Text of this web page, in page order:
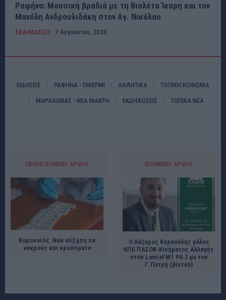
Ραφήνα: Μουσική βραδιά με τη Βιολέτα Ίκαρη και τον
Μανόλη Ανδρουλιδάκη στον Αγ. Νικόλαο
ΕΚΔΗΛΩΣΕΙΣ 7 Αυγούστου, 2026
ΕΙΔΗΣΕΙΣ ΡΑΦΗΝΑ - ΠΙΚΕΡΜΙ ΑΘΛΗΤΙΚΑ ΤΟΠΙΚΗ ΚΟΙΝΩΝΙΑ
ΜΑΡΑΘΩΝΑΣ - ΝΕΑ ΜΑΚΡΗ ΕΚΔΗΛΩΣΕΙΣ ΤΟΠΙΚΑ ΝΕΑ
ΠΡΟΗΓΟΎΜΕΝΟ ΆΡΘΡΟ
Κορονοϊός: Νέα αύξηση σε
νεκρούς και κρούσματα
ΕΠΌΜΕΝΟ ΆΡΘΡΟ
Ο Λάζαρος Καραούλης μέλος
ΚΠΕ ΠΑΣΟΚ-Κινήματος Αλλαγής
στον LamiaFM1 96.2 με τον
Γ.Πετρή (βίντεο)